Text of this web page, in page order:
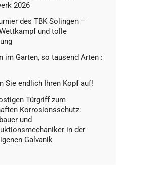
2026
des TBK Solingen –
und tolle
im Garten, so tausend Arten :
Sie endlich Ihren Kopf auf!
Türgriff zum
Korrosionsschutz:
und
in der
Galvanik